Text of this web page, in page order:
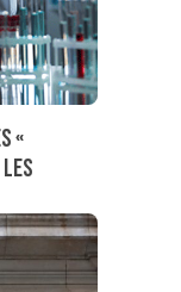
«
les